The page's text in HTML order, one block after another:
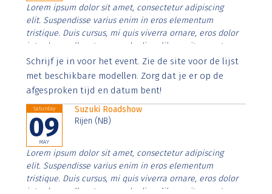
Lorem ipsum dolor sit amet, consectetur adipiscing
elit. Suspendisse varius enim in eros elementum
tristique. Duis cursus, mi quis viverra ornare, eros dolor
interdum nulla, ut commodo diam libero vitae erat.
Aenean faucibus nibh et justo cursus id rutrum lorem
imperdiet. Nunc ut sem vitae risus tristique posuere.
Schrijf je in voor het event. Zie de site voor de lijst
met beschikbare modellen. Zorg dat je er op de
afgesproken tijd en datum bent!
Saturday
09
MAY
Suzuki Roadshow
Rijen (NB)
Lorem ipsum dolor sit amet, consectetur adipiscing
elit. Suspendisse varius enim in eros elementum
tristique. Duis cursus, mi quis viverra ornare, eros dolor
interdum nulla, ut commodo diam libero vitae erat.